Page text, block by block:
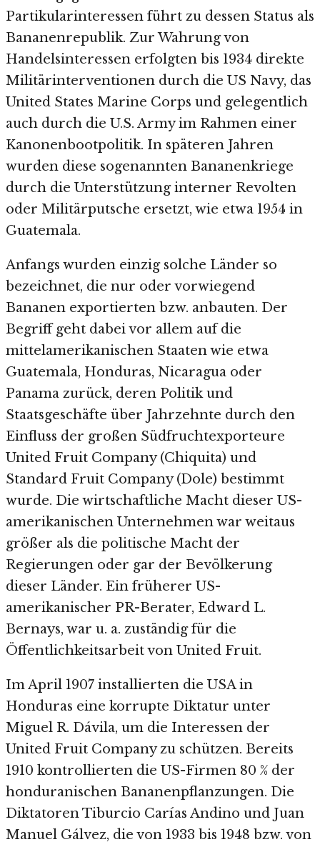
Partikularinteressen führt zu dessen Status als
Bananenrepublik. Zur Wahrung von
Handelsinteressen erfolgten bis 1934 direkte
Militärinterventionen durch die US Navy, das
United States Marine Corps und gelegentlich
auch durch die U.S. Army im Rahmen einer
Kanonenbootpolitik. In späteren Jahren
wurden diese sogenannten Bananenkriege
durch die Unterstützung interner Revolten
oder Militärputsche ersetzt, wie etwa 1954 in
Guatemala.
Anfangs wurden einzig solche Länder so
bezeichnet, die nur oder vorwiegend
Bananen exportierten bzw. anbauten. Der
Begriff geht dabei vor allem auf die
mittelamerikanischen Staaten wie etwa
Guatemala, Honduras, Nicaragua oder
Panama zurück, deren Politik und
Staatsgeschäfte über Jahrzehnte durch den
Einfluss der großen Südfruchtexporteure
United Fruit Company (Chiquita) und
Standard Fruit Company (Dole) bestimmt
wurde. Die wirtschaftliche Macht dieser US-
amerikanischen Unternehmen war weitaus
größer als die politische Macht der
Regierungen oder gar der Bevölkerung
dieser Länder. Ein früherer US-
amerikanischer PR-Berater, Edward L.
Bernays, war u. a. zuständig für die
Öffentlichkeitsarbeit von United Fruit.
Im April 1907 installierten die USA in
Honduras eine korrupte Diktatur unter
Miguel R. Dávila, um die Interessen der
United Fruit Company zu schützen. Bereits
1910 kontrollierten die US-Firmen 80 % der
honduranischen Bananenpflanzungen. Die
Diktatoren Tiburcio Carías Andino und Juan
Manuel Gálvez, die von 1933 bis 1948 bzw. von